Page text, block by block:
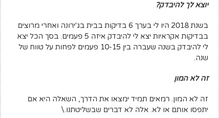
יוצא לך להיבדק?
בשנת 2018 היו לי בערך 6 בדיקות בבית בג'ירונה ואחרי מרוצים
בבדיקות אקראיות יצא לי להיבדק איזה 5 פעמים. בסך הכל יצא
לי להיבדק בשנה שעברה בין 10-15 פעמים לפחות על טווח של
שנה.
זה לא המון
זה לא המון. רמאים תמיד ימצאו את הדרך, השאלה היא אם
יתפסו אותם או לא. אלה לא דברים שבשליטתנו.\